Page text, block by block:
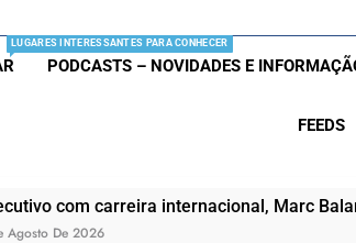
LUGARES INTERESSANTES PARA CONHECER
PODCASTS – NOVIDADES E
FEEDS
com carreira internacional, Marc
Agosto De 2026